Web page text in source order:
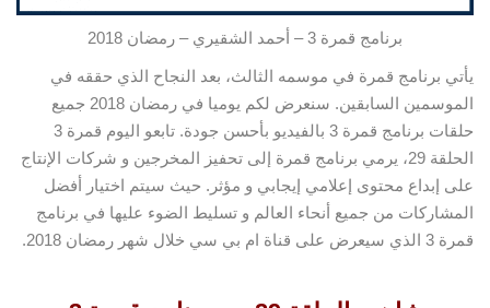
برنامج قمرة 3 – أحمد الشقيري – رمضان 2018
يأتي برنامج قمرة في موسمه الثالث، بعد النجاح الذي حققه في
الموسمين السابقين. سنعرض لكم يوميا في رمضان 2018 جميع
حلقات برنامج قمرة 3 بالفيديو بأحسن جودة. تابعو اليوم قمرة 3
الحلقة 29، يرمي برنامج قمرة إلى تحفيز
المخرجين و شركات الإنتاج
على إبداع محتوى إعلامي إيجابي و مؤثر. حيث سيتم اختيار أفضل
المشاركات من جميع أنحاء العالم و تسليط الضوء عليها في برنامج
قمرة 3 الذي سيعرض على قناة ام بي سي خلال شهر رمضان 2018.